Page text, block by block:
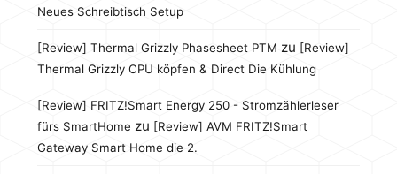
Neues Schreibtisch Setup
[Review] Thermal Grizzly Phasesheet PTM zu [Review]
Thermal Grizzly CPU köpfen & Direct Die Kühlung
[Review] FRITZ!Smart Energy 250 - Stromzählerleser
fürs SmartHome zu [Review] AVM FRITZ!Smart
Gateway Smart Home die 2.